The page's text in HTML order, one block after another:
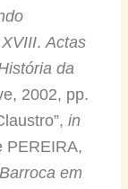
.Actas
da
2002, pp.
in
PEREIRA,
em